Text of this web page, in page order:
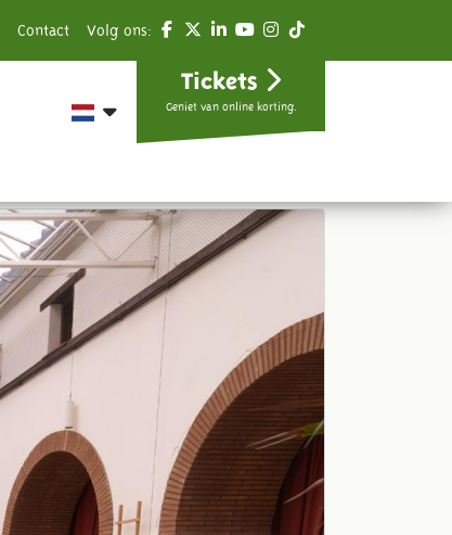
Contact Volg ons:
Tickets
Geniet van online korting.